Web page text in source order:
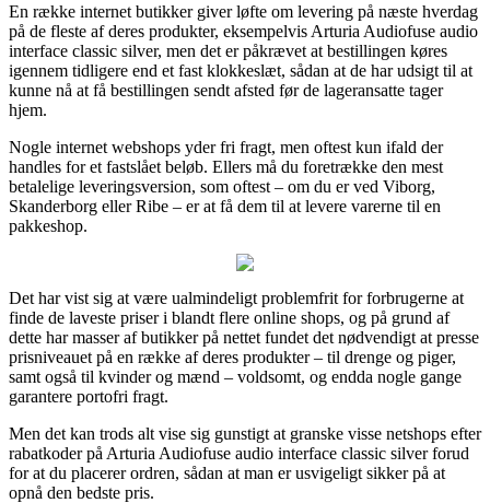
En række internet butikker giver løfte om levering på næste hverdag
på de fleste af deres produkter, eksempelvis Arturia Audiofuse audio
interface classic silver, men det er påkrævet at bestillingen køres
igennem tidligere end et fast klokkeslæt, sådan at de har udsigt til at
kunne nå at få bestillingen sendt afsted før de lageransatte tager
hjem.
Nogle internet webshops yder fri fragt, men oftest kun ifald der
handles for et fastslået beløb. Ellers må du foretrække den mest
betalelige leveringsversion, som oftest – om du er ved Viborg,
Skanderborg eller Ribe – er at få dem til at levere varerne til en
pakkeshop.
Det har vist sig at være ualmindeligt problemfrit for forbrugerne at
finde de laveste priser i blandt flere online shops, og på grund af
dette har masser af butikker på nettet fundet det nødvendigt at presse
prisniveauet på en række af deres produkter – til drenge og piger,
samt også til kvinder og mænd – voldsomt, og endda nogle gange
garantere portofri fragt.
Men det kan trods alt vise sig gunstigt at granske visse netshops efter
rabatkoder på Arturia Audiofuse audio interface classic silver forud
for at du placerer ordren, sådan at man er usvigeligt sikker på at
opnå den bedste pris.